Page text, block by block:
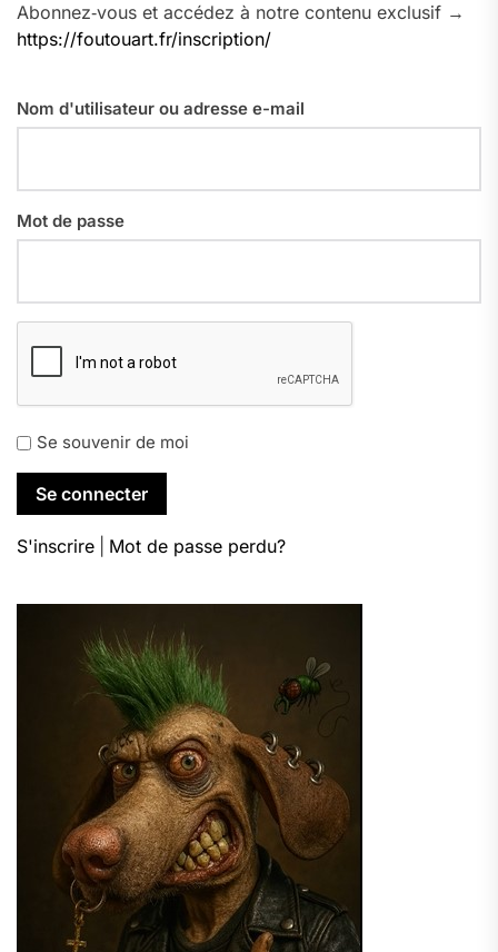
Abonnez‑vous et accédez à notre contenu exclusif →
https://foutouart.fr/inscription/
Nom d'utilisateur ou adresse e-mail
Mot de passe
Se souvenir de moi
S'inscrire Mot de passe perdu?